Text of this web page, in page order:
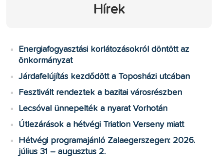
Hírek
Energiafogyasztási korlátozásokról döntött az
önkormányzat
Járdafelújítás kezdődött a Toposházi utcában
Fesztivált rendeztek a bazitai városrészben
Lecsóval ünnepelték a nyarat Vorhotán
Útlezárások a hétvégi Triatlon Verseny miatt
Hétvégi programajánló Zalaegerszegen: 2026.
július 31 – augusztus 2.